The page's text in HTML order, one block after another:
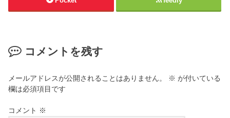
コメントを残す
メールアドレスが公開されることはありません。 ※ が付いている
欄は必須項目です
コメント ※